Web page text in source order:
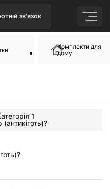
зв'язок
Комплекти для
дому
1